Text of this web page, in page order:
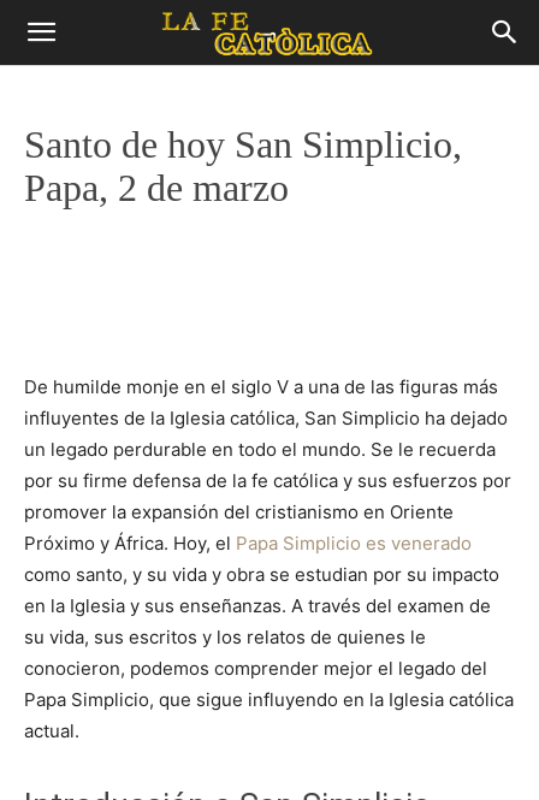
Santo de hoy San Simplicio,
Papa, 2 de marzo
De humilde monje en el siglo V a una de las figuras más
influyentes de la Iglesia católica, San Simplicio ha dejado
un legado perdurable en todo el mundo. Se le recuerda
por su firme defensa de la fe católica y sus esfuerzos por
promover la expansión del cristianismo en Oriente
Próximo y África. Hoy, el Papa Simplicio es venerado
como santo, y su vida y obra se estudian por su impacto
en la Iglesia y sus enseñanzas. A través del examen de
su vida, sus escritos y los relatos de quienes le
conocieron, podemos comprender mejor el legado del
Papa Simplicio, que sigue influyendo en la Iglesia católica
actual.